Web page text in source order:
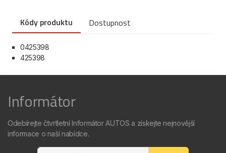
Kódy produktu Dostupnost
0425398
425398
Informátor
Odebírejte čtvrtletní Informátor AUTOS a získejte nejnovější
informace o naší nabídce.